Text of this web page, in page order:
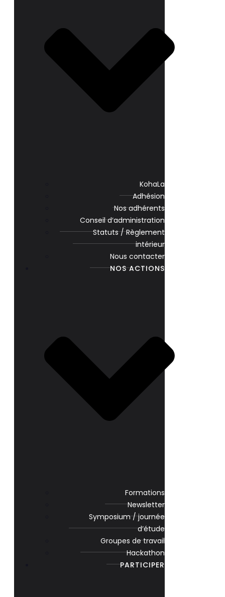
KohaLa
Adhésion
Nos adhérents
Conseil d’administration
Statuts / Règlement
intérieur
Nous contacter
NOS ACTIONS
Formations
Newsletter
Symposium / journée
d’étude
Groupes de travail
Hackathon
PARTICIPER